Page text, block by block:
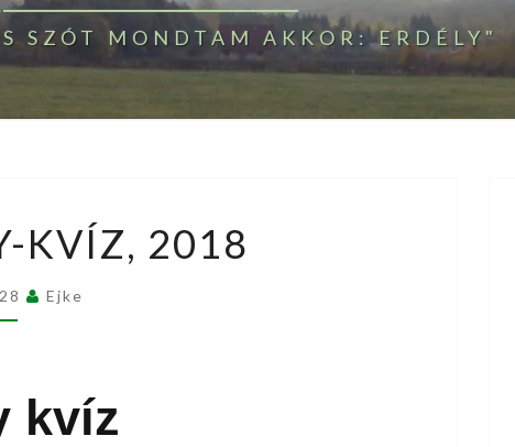
SZÓT MONDTAM AKKOR: ERDÉLY"
KVÍZ, 2018
Ejke
kvíz